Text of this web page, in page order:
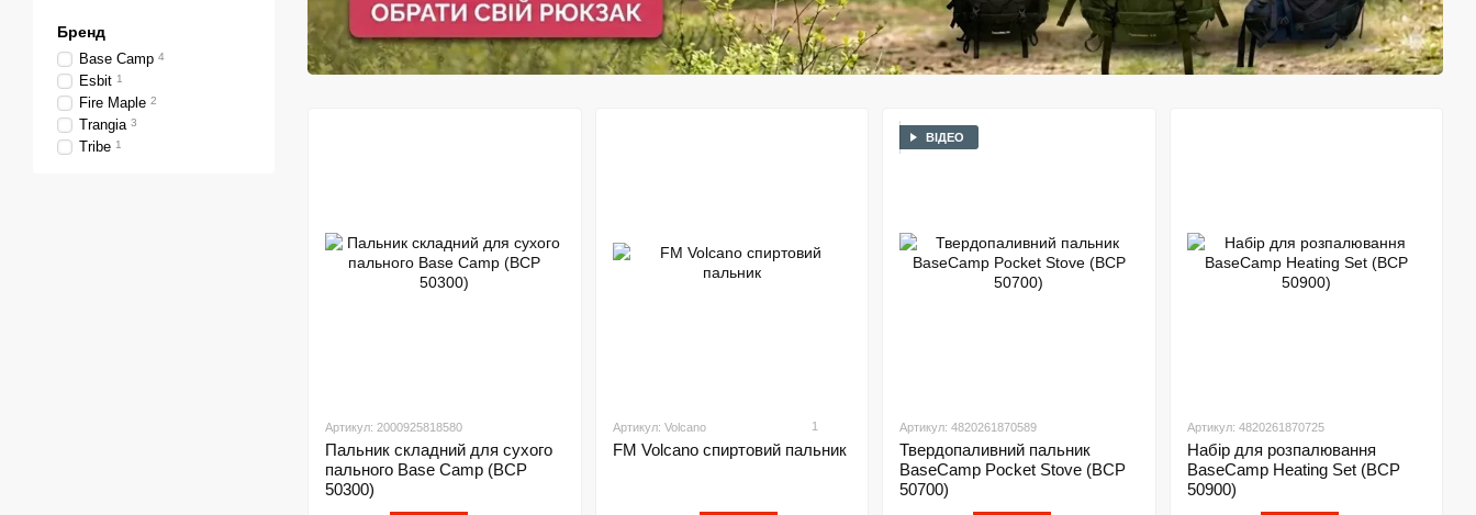
Артикул: 2000925818580
Пальник складний для сухого
пального Base Camp (BCP
50300)
Артикул: Volcano 1
FM Volcano спиртовий пальник
ВІДЕО
Артикул: 4820261870589
Твердопаливний пальник
BaseCamp Pocket Stove (BCP
50700)
Артикул: 4820261870725
Набір для розпалювання
BaseCamp Heating Set (BCP
50900)
Бренд
Base Camp 4
Esbit 1
Fire Maple 2
Trangia 3
Tribe 1